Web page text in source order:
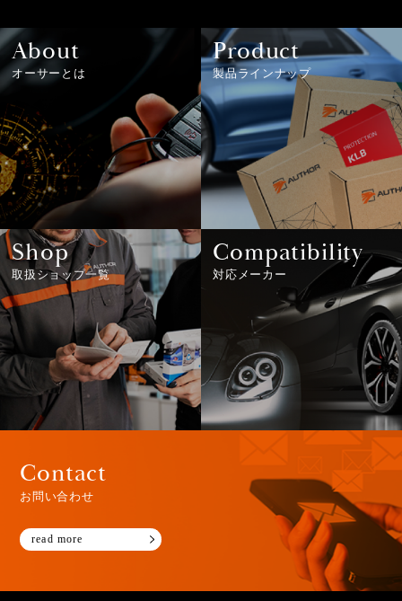
About
オーサーとは
Product
製品ラインナップ
Shop
取扱ショップ一覧
Compatibility
対応メーカー
Contact
お問い合わせ
read more